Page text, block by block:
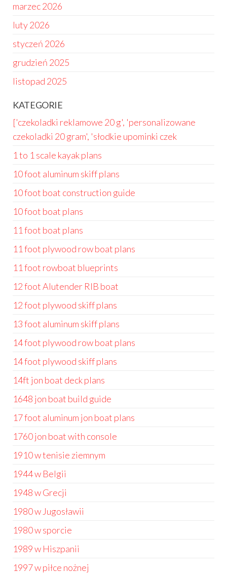
marzec 2026
luty 2026
styczeń 2026
grudzień 2025
listopad 2025
KATEGORIE
['czekoladki reklamowe 20 g', 'personalizowane
czekoladki 20 gram', 'słodkie upominki czek
1 to 1 scale kayak plans
10 foot aluminum skiff plans
10 foot boat construction guide
10 foot boat plans
11 foot boat plans
11 foot plywood row boat plans
11 foot rowboat blueprints
12 foot Alutender RIB boat
12 foot plywood skiff plans
13 foot aluminum skiff plans
14 foot plywood row boat plans
14 foot plywood skiff plans
14ft jon boat deck plans
1648 jon boat build guide
17 foot aluminum jon boat plans
1760 jon boat with console
1910 w tenisie ziemnym
1944 w Belgii
1948 w Grecji
1980 w Jugosławii
1980 w sporcie
1989 w Hiszpanii
1997 w piłce nożnej